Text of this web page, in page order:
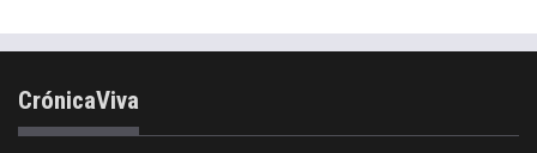
CrónicaViva